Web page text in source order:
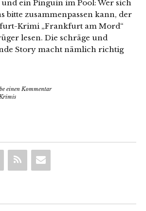
ein Pinguin im Pool: Wer sich
bitte zusammenpassen kann, der
Krimi „Frankfurt am Mord“
lesen. Die schräge und
Story macht nämlich richtig
einen Kommentar